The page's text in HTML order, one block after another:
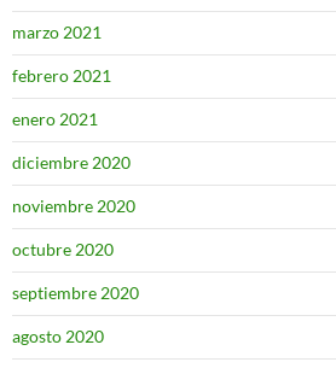
marzo 2021
febrero 2021
enero 2021
diciembre 2020
noviembre 2020
octubre 2020
septiembre 2020
agosto 2020